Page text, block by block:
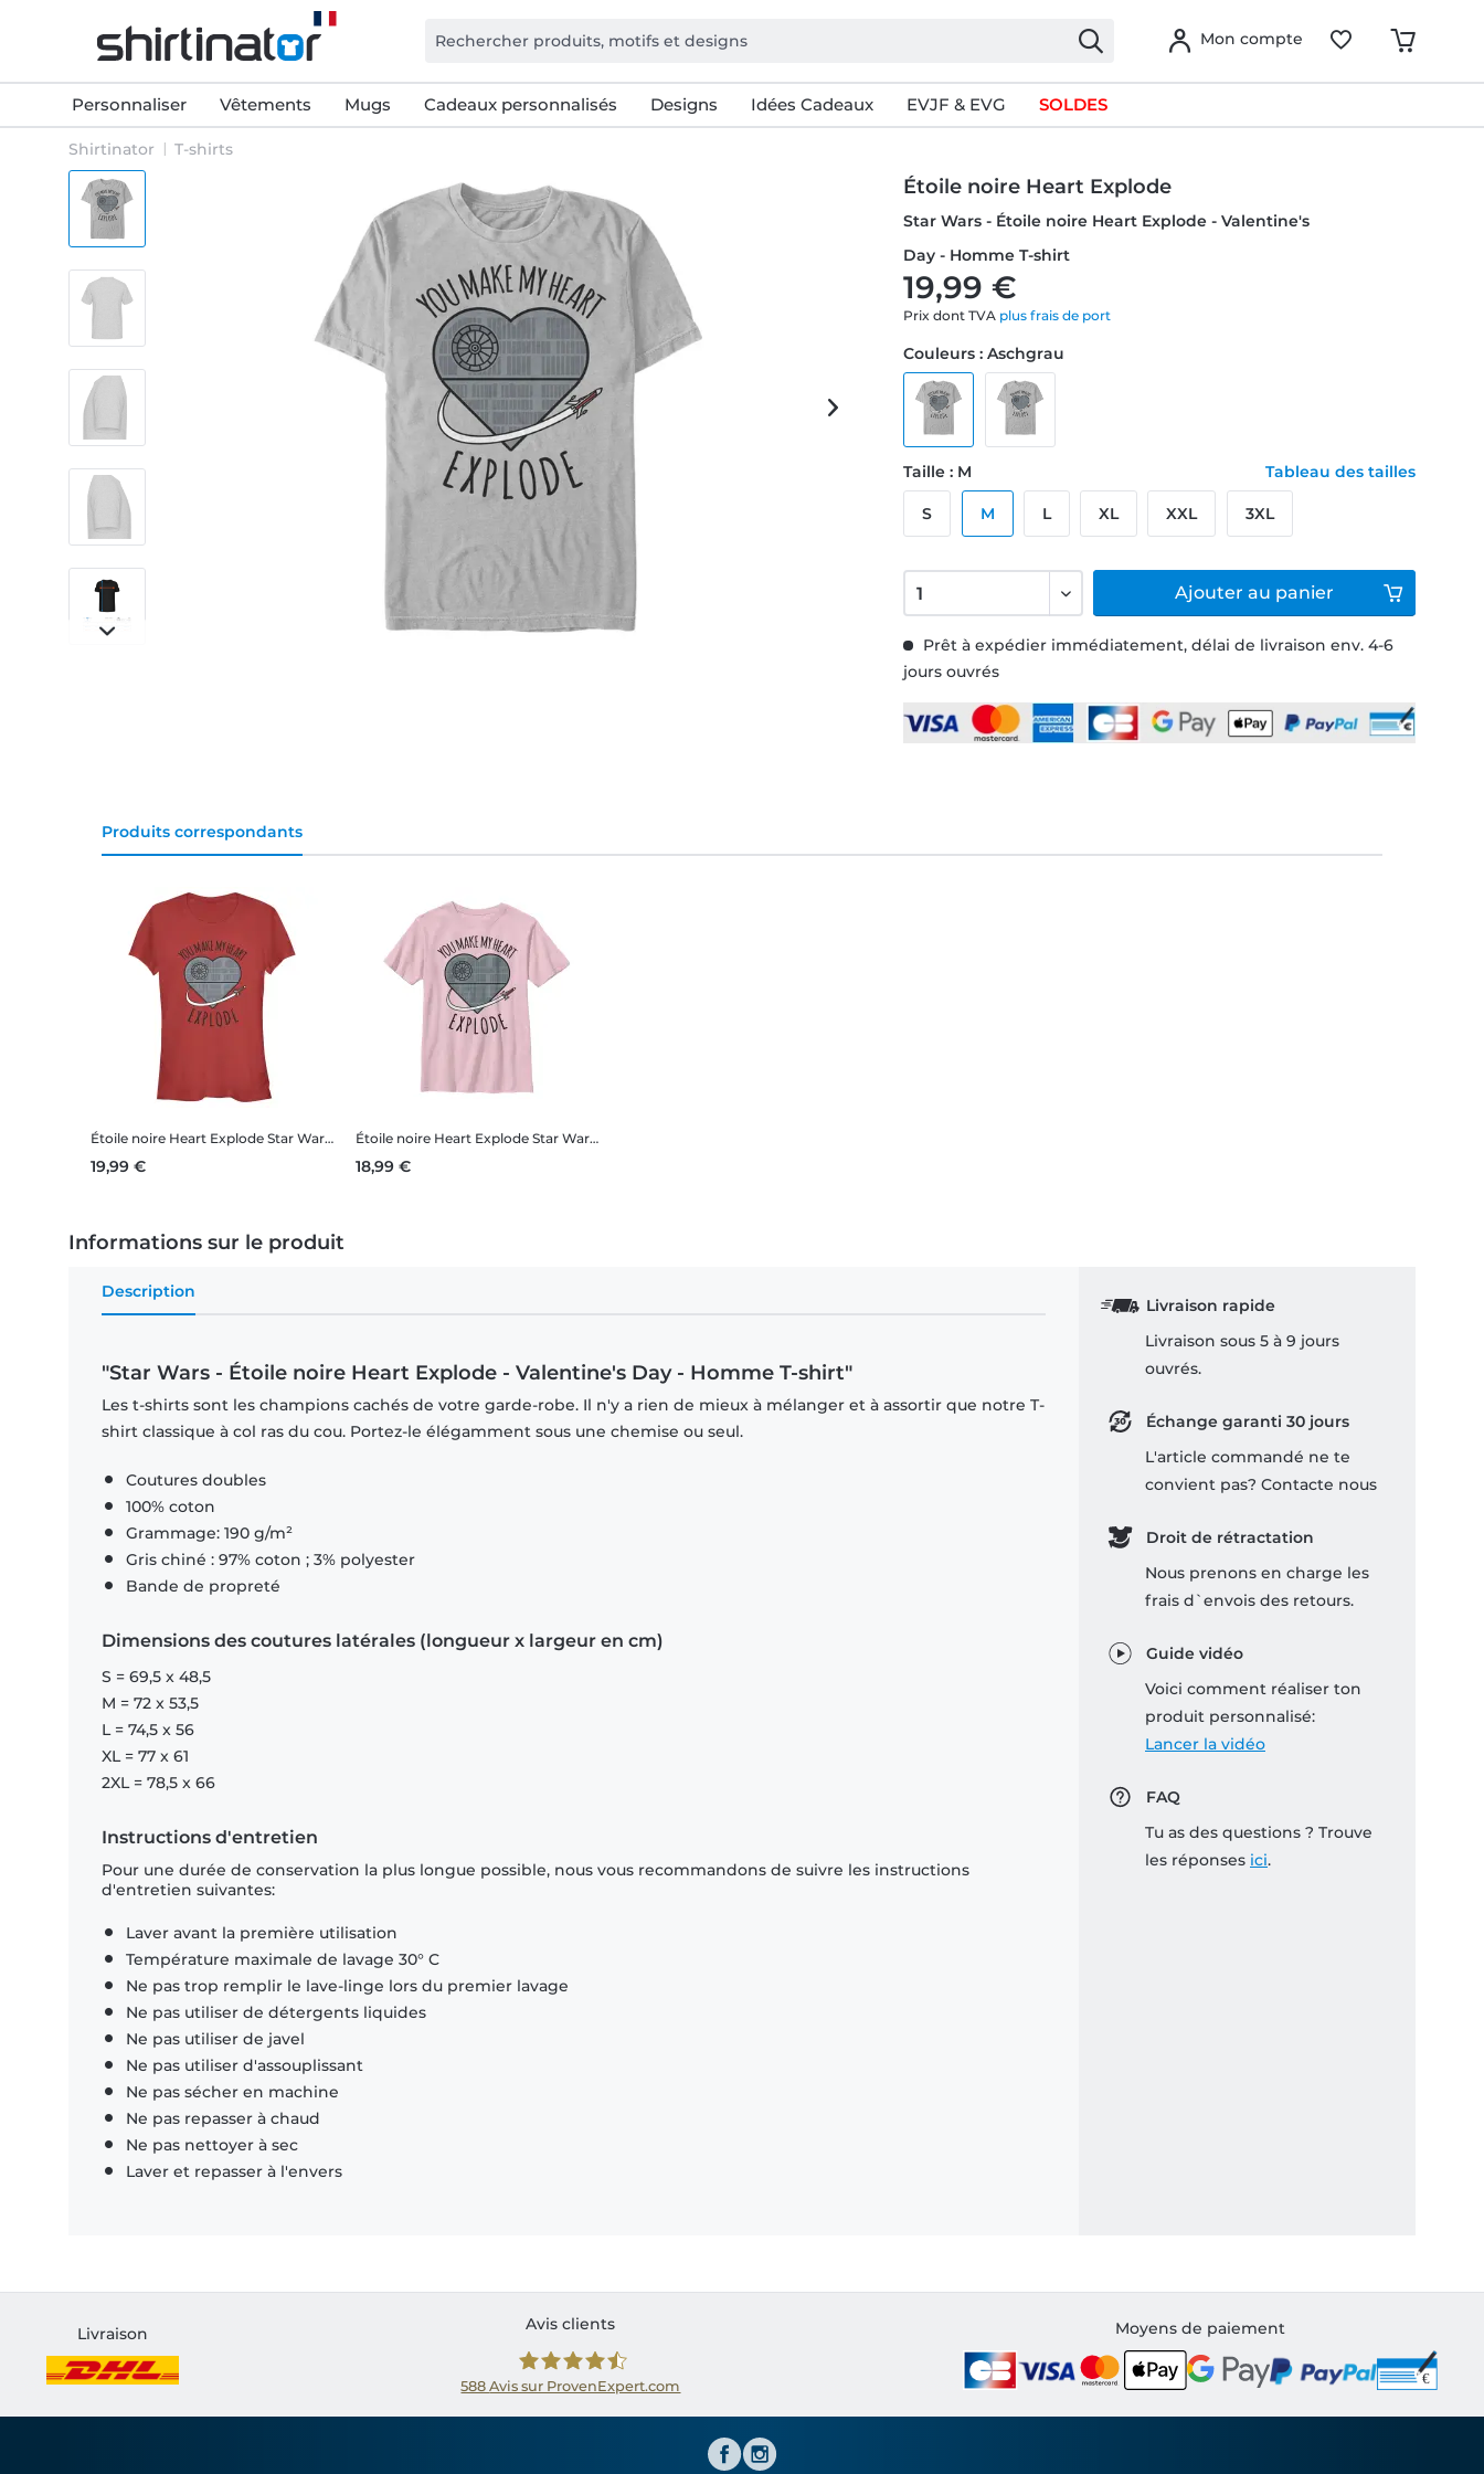
Mon compte
Personnaliser Vêtements Mugs Cadeaux personnalisés Designs Idées Cadeaux EVJF & EVG SOLDES
Shirtinator T-shirts
Étoile noire Heart Explode
Star Wars - Étoile noire Heart Explode - Valentine's
Day - Homme T-shirt
19,99 €
Prix dont TVA plus frais de port
Prêt à expédier immédiatement, délai de livraison env. 4-6
jours ouvrés
Couleurs : Aschgrau
Taille : M Tableau des tailles
S M L XL XXL 3XL
Ajouter au panier
Produits correspondants
Étoile noire Heart Explode Star Wars - Étoile noire Heart Explode - Valentine's Day - Femme T-shirt
19,99 €
Étoile noire Heart Explode Star Wars - Étoile noire Heart Explode - Valentine's Day - Enfant T-shirt
18,99 €
Informations sur le produit
Description
"Star Wars - Étoile noire Heart Explode - Valentine's Day - Homme T-shirt"
Les t-shirts sont les champions cachés de votre garde-robe. Il n'y a rien de mieux à mélanger et à assortir que notre T-
shirt classique à col ras du cou. Portez-le élégamment sous une chemise ou seul.
Coutures doubles
100% coton
Grammage: 190 g/m²
Gris chiné : 97% coton ; 3% polyester
Bande de propreté
Dimensions des coutures latérales (longueur x largeur en cm)
S = 69,5 x 48,5
M = 72 x 53,5
L = 74,5 x 56
XL = 77 x 61
2XL = 78,5 x 66
Instructions d'entretien
Pour une durée de conservation la plus longue possible, nous vous recommandons de suivre les instructions
d'entretien suivantes:
Laver avant la première utilisation
Température maximale de lavage 30° C
Ne pas trop remplir le lave-linge lors du premier lavage
Ne pas utiliser de détergents liquides
Ne pas utiliser de javel
Ne pas utiliser d'assouplissant
Ne pas sécher en machine
Ne pas repasser à chaud
Ne pas nettoyer à sec
Laver et repasser à l'envers
Livraison rapide
Livraison sous 5 à 9 jours
ouvrés.
Échange garanti 30 jours
L'article commandé ne te
convient pas? Contacte nous
Droit de rétractation
Nous prenons en charge les
frais d`envois des retours.
Guide vidéo
Voici comment réaliser ton
produit personnalisé:
Lancer la vidéo
FAQ
Tu as des questions ? Trouve
les réponses ici.
Livraison
Avis clients
588Avis sur ProvenExpert.com
Moyens de paiement